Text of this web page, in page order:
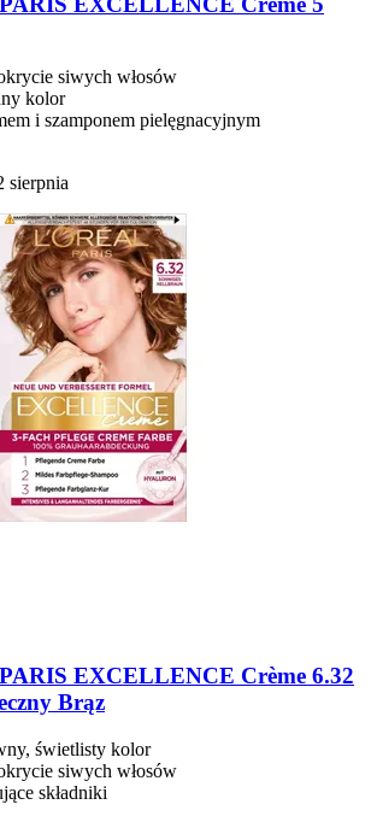
siwych włosów
kolor
i szamponem pielęgnacyjnym
sierpnia
EXCELLENCE Crème 6.32
Brąz
świetlisty kolor
siwych włosów
składniki